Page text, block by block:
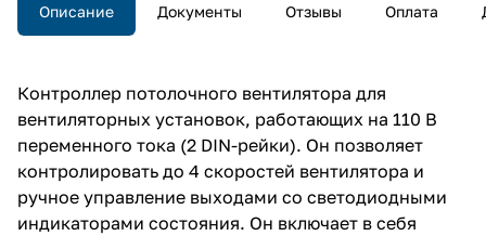
Описание Документы Отзывы Оплата
Контроллер потолочного вентилятора для
вентиляторных установок, работающих на 110 В
переменного тока (2 DIN-рейки). Он позволяет
контролировать до 4 скоростей вентилятора и
ручное управление выходами со светодиодными
индикаторами состояния. Он включает в себя